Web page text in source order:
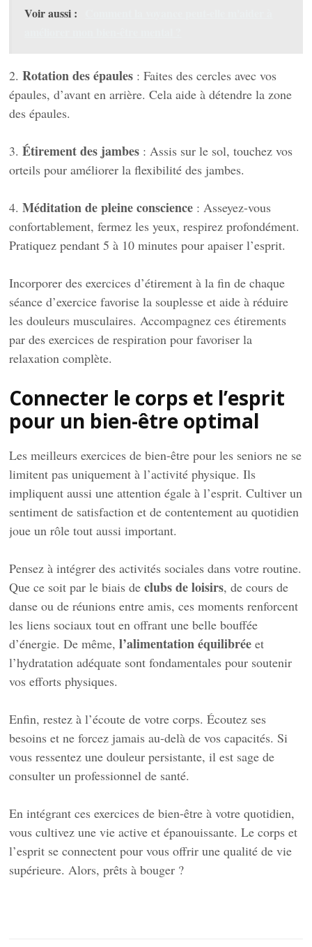
Voir aussi :
2.Rotation des épaules : Faites des cercles avec vos
épaules, d’avant en arrière. Cela aide à détendre la zone
des épaules.
3.Étirement des jambes : Assis sur le sol, touchez vos
orteils pour améliorer la flexibilité des jambes.
4.Méditation de pleine conscience : Asseyez-vous
confortablement, fermez les yeux, respirez profondément.
Pratiquez pendant 5 à 10 minutes pour apaiser l’esprit.
Incorporer des exercices d’étirement à la fin de chaque
séance d’exercice favorise la souplesse et aide à réduire
les douleurs musculaires. Accompagnez ces étirements
par des exercices de respiration pour favoriser la
relaxation complète.
Connecter le corps et l’esprit
pour un bien-être optimal
Les meilleurs exercices de bien-être pour les seniors ne se
limitent pas uniquement à l’activité physique. Ils
impliquent aussi une attention égale à l’esprit. Cultiver un
sentiment de satisfaction et de contentement au quotidien
joue un rôle tout aussi important.
Pensez à intégrer des activités sociales dans votre routine.
Que ce soit par le biais declubs de loisirs, de cours de
danse ou de réunions entre amis, ces moments renforcent
les liens sociaux tout en offrant une belle bouffée
d’énergie. De même,l’alimentation équilibrée et
l’hydratation adéquate sont fondamentales pour soutenir
vos efforts physiques.
Enfin, restez à l’écoute de votre corps. Écoutez ses
besoins et ne forcez jamais au-delà de vos capacités. Si
vous ressentez une douleur persistante, il est sage de
consulter un professionnel de santé.
En intégrant ces exercices de bien-être à votre quotidien,
vous cultivez une vie active et épanouissante. Le corps et
l’esprit se connectent pour vous offrir une qualité de vie
supérieure. Alors, prêts à bouger ?